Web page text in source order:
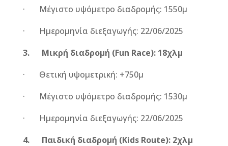
· Μέγιστο υψόμετρο διαδρομής: 1550μ
· Ημερομηνία διεξαγωγής: 22/06/2025
3. Μικρή διαδρομή (Fun Race): 18χλμ
· Θετική υψομετρική: +750μ
· Μέγιστο υψόμετρο διαδρομής: 1530μ
· Ημερομηνία διεξαγωγής: 22/06/2025
4. Παιδική διαδρομή (Kids Route): 2χλμ